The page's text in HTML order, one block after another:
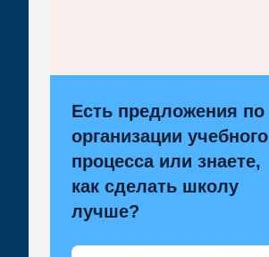
Есть предложения по
организации учебного
процесса или знаете,
как сделать школу
лучше?